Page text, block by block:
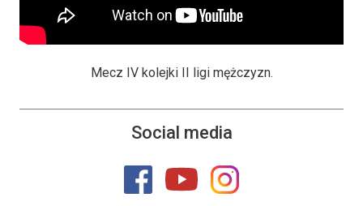
Mecz IV kolejki II ligi mężczyzn.
Social media